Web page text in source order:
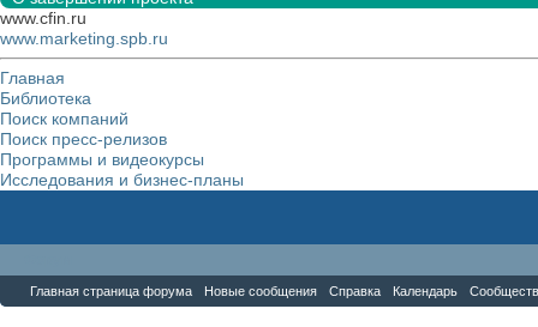
www.cfin.ru
www.marketing.spb.ru
Главная
Библиотека
Поиск компаний
Поиск пресс-релизов
Программы и видеокурсы
Исследования и бизнес-планы
Главная страница форума Новые сообщения Справка Календарь